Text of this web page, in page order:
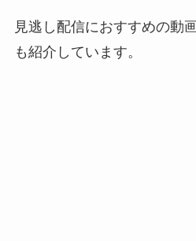
見逃し配信におすすめの動
も紹介しています。